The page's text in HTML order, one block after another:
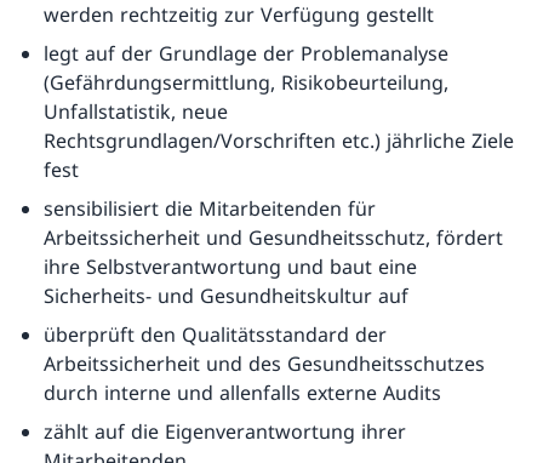
werden rechtzeitig zur Verfügung gestellt
legt auf der Grundlage der Problemanalyse
(Gefährdungsermittlung, Risikobeurteilung,
Unfallstatistik, neue
Rechtsgrundlagen/Vorschriften etc.) jährliche Ziele
fest
sensibilisiert die Mitarbeitenden für
Arbeitssicherheit und Gesundheitsschutz, fördert
ihre Selbstverantwortung und baut eine
Sicherheits- und Gesundheitskultur auf
überprüft den Qualitätsstandard der
Arbeitssicherheit und des Gesundheitsschutzes
durch interne und allenfalls externe Audits
zählt auf die Eigenverantwortung ihrer